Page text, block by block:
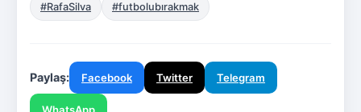
#RafaSilva #futbolubırakmak
Paylaş: Facebook Twitter Telegram